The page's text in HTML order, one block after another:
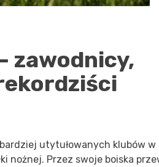
zawodnicy,
utytułowanych klubów w
nożnej. Przez swoje boiska